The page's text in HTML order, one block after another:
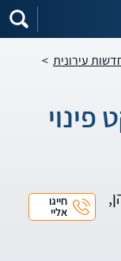
עירונית >
פינוי
חייגו
אליי